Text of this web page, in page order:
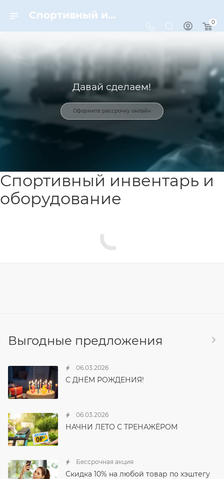
Спортивный инвентарь и оборудование для спорта в Москве | Dynamic-Sport
0
Давай сделаем!
Оформите рассрочку онлайн
Спортивный инвентарь и
оборудование
Выгодные предложения
06.03.2026
С ДНЁМ РОЖДЕНИЯ!
06.03.2026
НАЧНИ ЛЕТО С ТРЕНАЖЁРОМ
Бессрочная акция
Скидка 10% на любой товар по хэштегу